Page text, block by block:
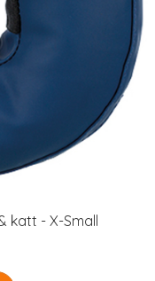
katt - X-Small